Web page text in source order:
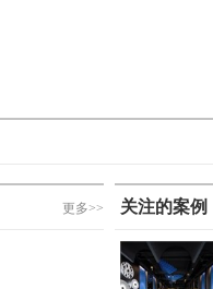
更多>> 关注的案例